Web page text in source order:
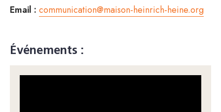
Email : communication@maison-heinrich-heine.org
Événements :